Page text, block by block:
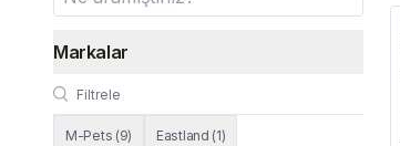
Markalar
M-Pets (9) Eastland (1)